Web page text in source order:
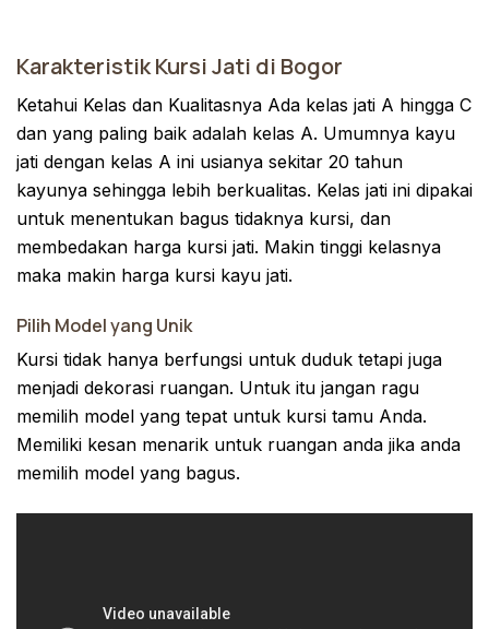
Karakteristik Kursi Jati di Bogor
Ketahui Kelas dan Kualitasnya Ada kelas jati A hingga C
dan yang paling baik adalah kelas A. Umumnya kayu
jati dengan kelas A ini usianya sekitar 20 tahun
kayunya sehingga lebih berkualitas. Kelas jati ini dipakai
untuk menentukan bagus tidaknya kursi, dan
membedakan harga kursi jati. Makin tinggi kelasnya
maka makin harga kursi kayu jati.
Pilih Model yang Unik
Kursi tidak hanya berfungsi untuk duduk tetapi juga
menjadi dekorasi ruangan. Untuk itu jangan ragu
memilih model yang tepat untuk kursi tamu Anda.
Memiliki kesan menarik untuk ruangan anda jika anda
memilih model yang bagus.